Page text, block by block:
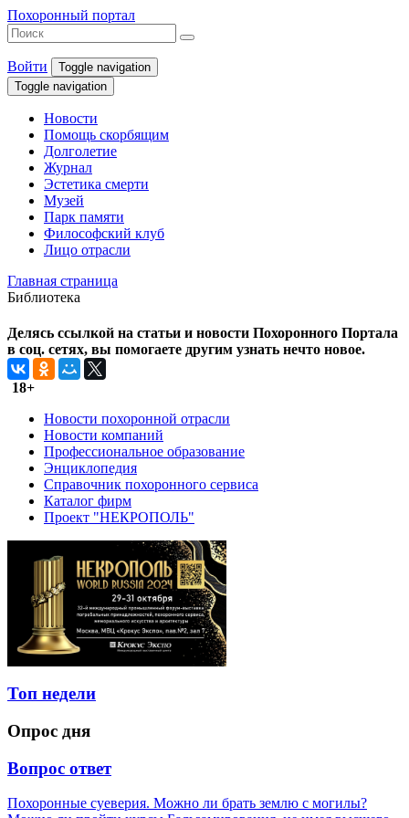
Похоронный портал
Войти
Toggle navigation
Toggle navigation
Новости
Помощь скорбящим
Долголетие
Журнал
Эстетика смерти
Музей
Парк памяти
Философский клуб
Лицо отрасли
Главная страница
Библиотека
Делясь ссылкой на статьи и новости Похоронного Портала
в соц. сетях, вы помогаете другим узнать нечто новое.
18+
Новости похоронной отрасли
Новости компаний
Профессиональное образование
Энциклопедия
Справочник похоронного сервиса
Каталог фирм
Проект "НЕКРОПОЛЬ"
Топ недели
Опрос дня
Вопрос ответ
Похоронные суеверия. Можно ли брать землю с могилы?